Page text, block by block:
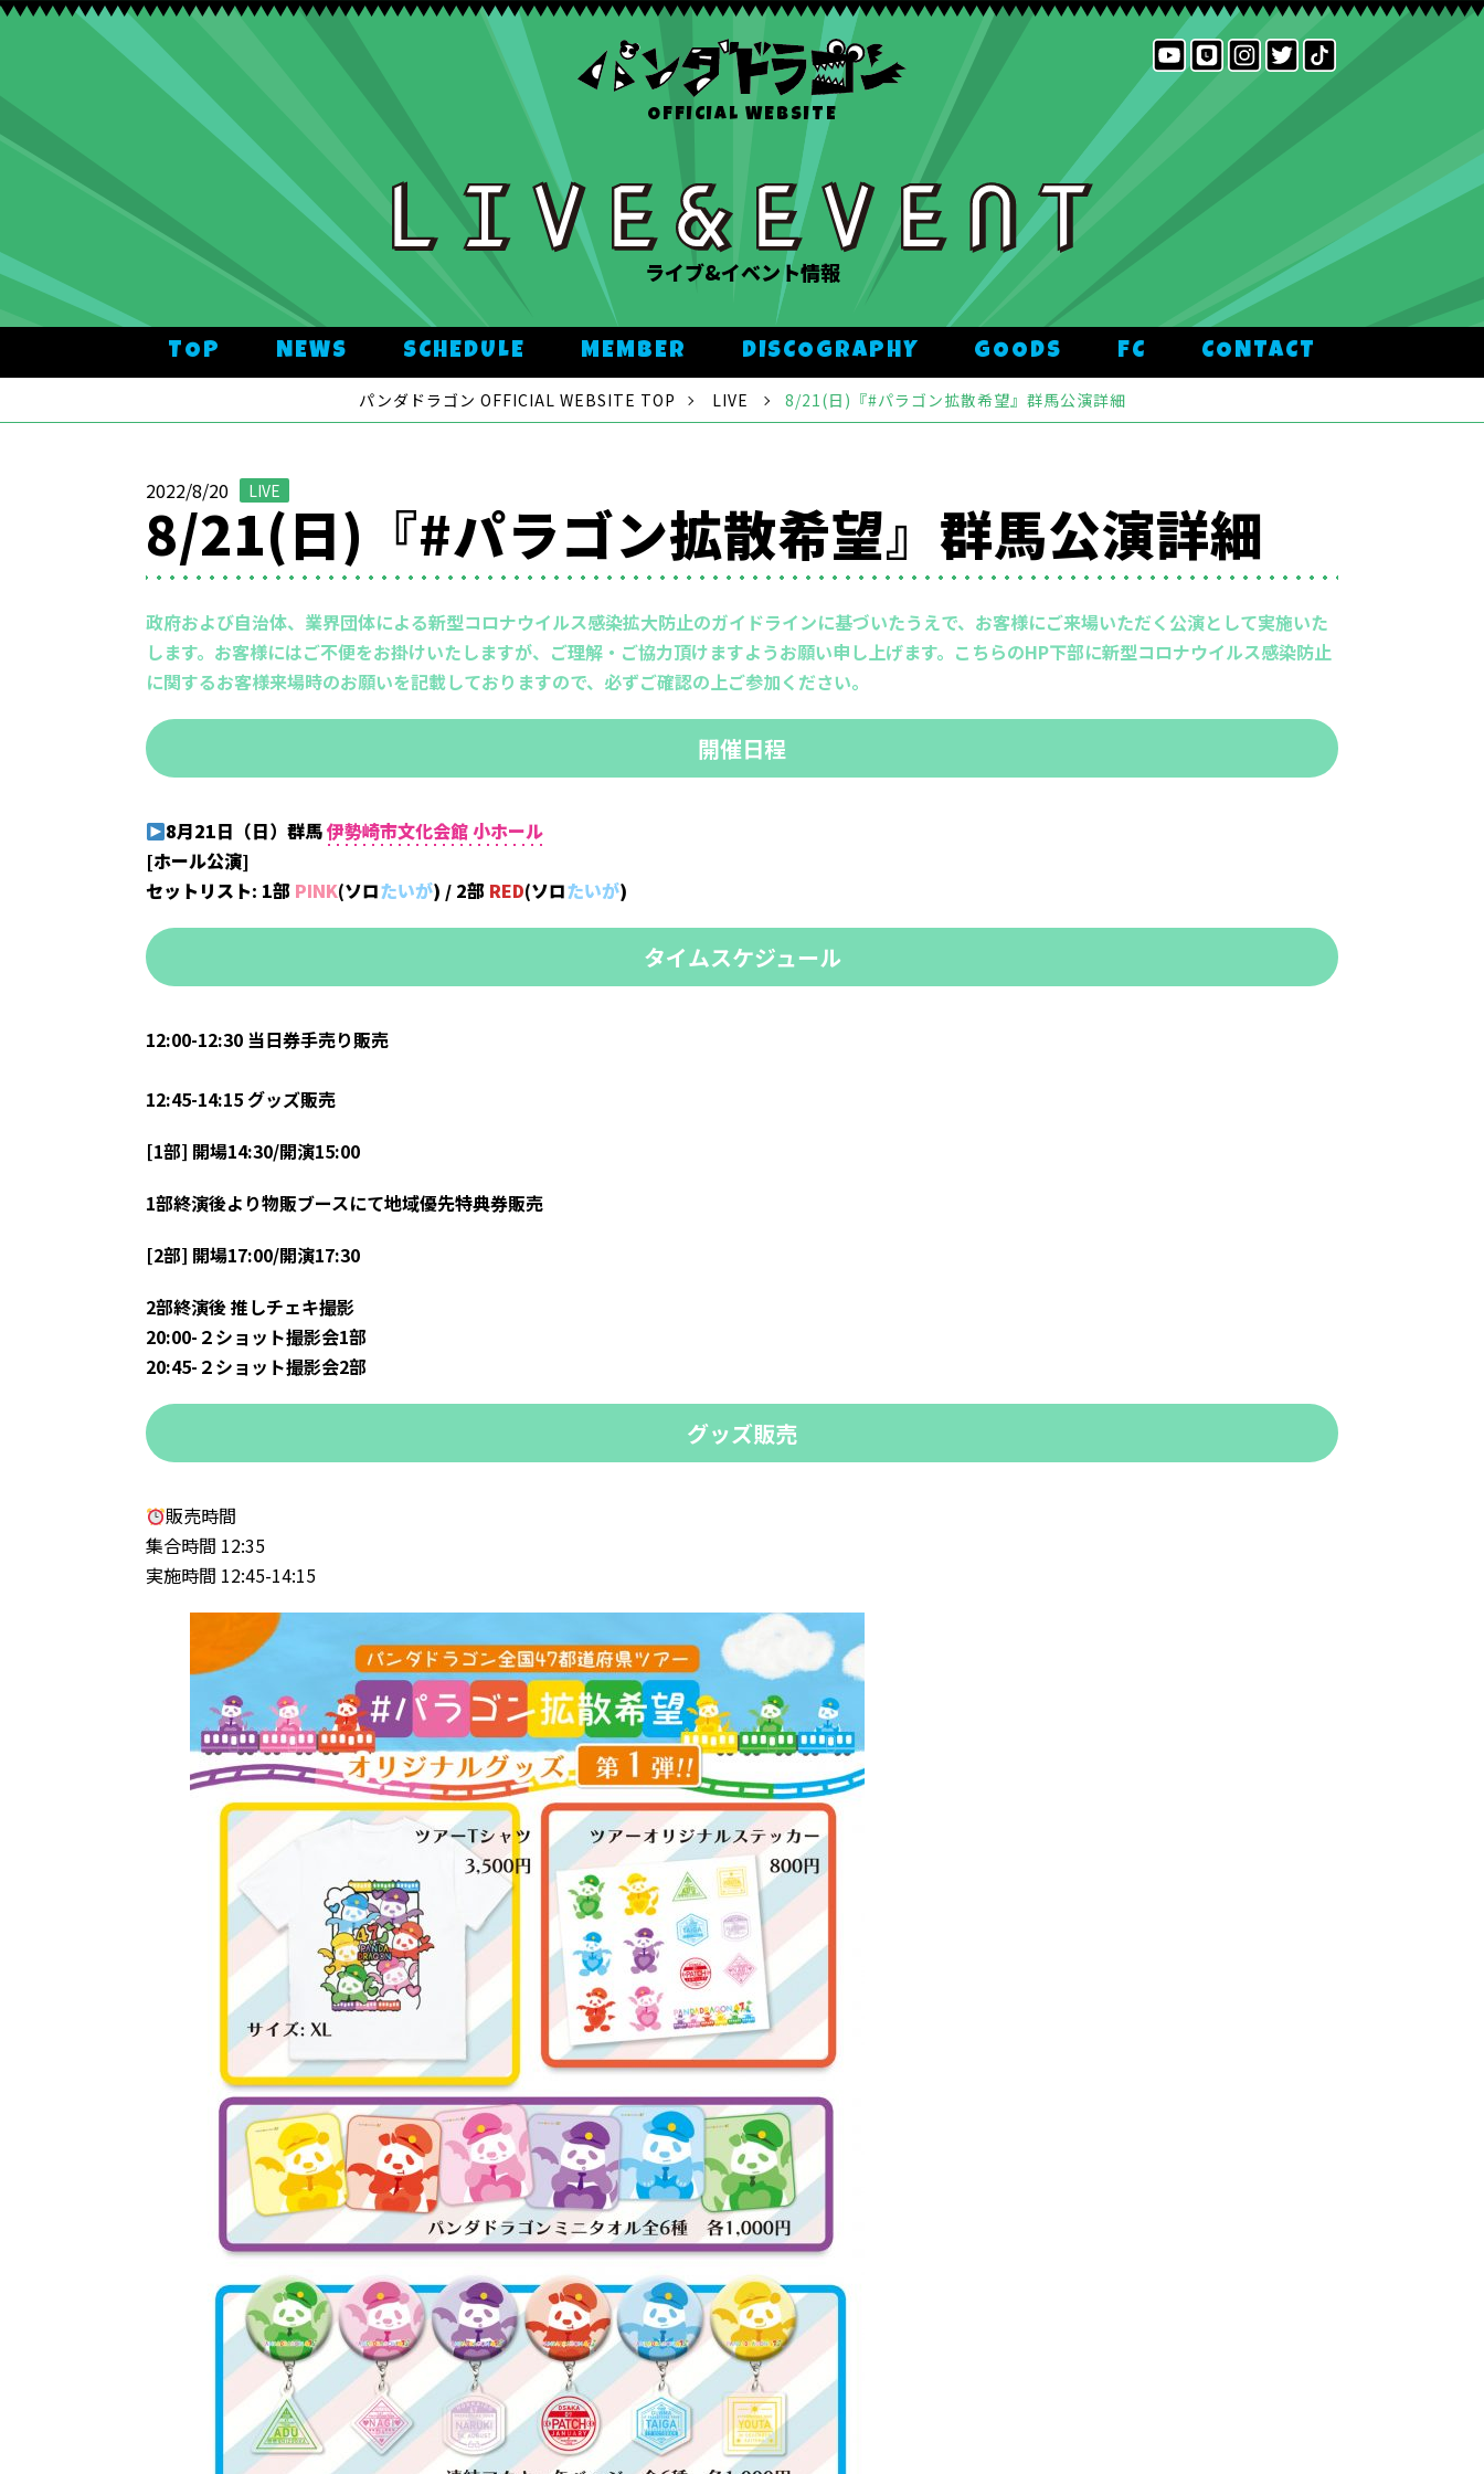
OFFICIAL WEBSITE
ライブ&イベント情報
TOP NEWS SCHEDULE MEMBER DISCOGRAPHY GOODS FC CONTACT
パンダドラゴン OFFICIAL WEBSITE TOP LIVE 8/21(日)『#パラゴン拡散希望』群馬公演詳細
2022/8/20 LIVE
8/21(日)『#パラゴン拡散希望』群馬公演詳細
政府および自治体、業界団体による新型コロナウイルス感染拡大防止のガイドラインに基づいたうえで、お客様にご来場いただく公演として実施いた
します。お客様にはご不便をお掛けいたしますが、ご理解・ご協力頂けますようお願い申し上げます。こちらのHP下部に新型コロナウイルス感染防止
に関するお客様来場時のお願いを記載しておりますので、必ずご確認の上ご参加ください。
開催日程
8月21日（日）群馬伊勢崎市文化会館 小ホール
[ホール公演]
セットリスト: 1部 PINK(ソロたいが) / 2部 RED(ソロたいが)
タイムスケジュール
12:00-12:30 当日券手売り販売
12:45-14:15 グッズ販売
[1部] 開場14:30/開演15:00
1部終演後より物販ブースにて地域優先特典券販売
[2部] 開場17:00/開演17:30
2部終演後 推しチェキ撮影
20:00-２ショット撮影会1部
20:45-２ショット撮影会2部
グッズ販売
販売時間
集合時間 12:35
実施時間 12:45-14:15